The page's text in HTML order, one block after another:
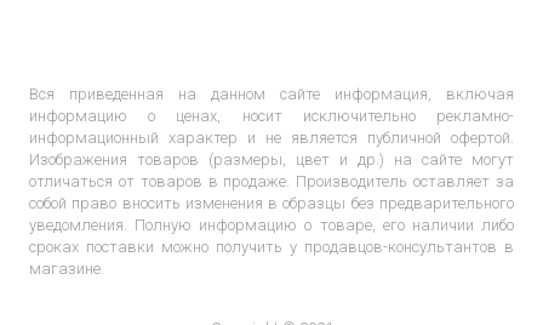
Вся приведенная на данном сайте информация, включая
информацию о ценах, носит исключительно рекламно-
информационный характер и не является публичной офертой.
Изображения товаров (размеры, цвет и др.) на сайте могут
отличаться от товаров в продаже. Производитель оставляет за
собой право вносить изменения в образцы без предварительного
уведомления. Полную информацию о товаре, его наличии либо
сроках поставки можно получить у продавцов-консультантов в
магазине.